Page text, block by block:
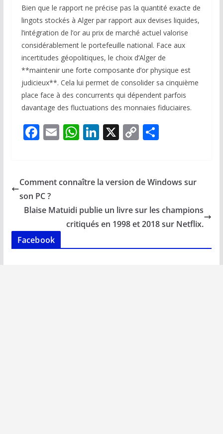
Bien que le rapport ne précise pas la quantité exacte de
lingots stockés à Alger par rapport aux devises liquides,
l’intégration de l’or au prix de marché actuel valorise
considérablement le portefeuille national. Face aux
incertitudes géopolitiques, le choix d’Alger de
**maintenir une forte composante d’or physique est
judicieux**. Cela lui permet de consolider sa cinquième
place face à des concurrents qui dépendent parfois
davantage des fluctuations des monnaies fiduciaires.
F
b
o
o
k
E
l
W
s
p
p
Li
e
n
X C
y
n
k
P
g
Comment connaître la version de Windows sur
son PC ?
Blaise Matuidi publie un livre sur les champions
critiqués en 1998 et 2018 sur Netflix.
Facebook